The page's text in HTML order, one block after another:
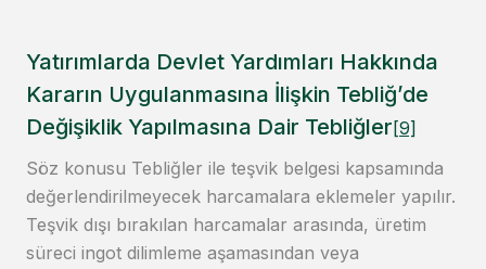
Yatırımlarda Devlet Yardımları Hakkında
Kararın Uygulanmasına İlişkin Tebliğ’de
Değişiklik Yapılmasına Dair Tebliğler [9]
Söz konusu Tebliğler ile teşvik belgesi kapsamında
değerlendirilmeyecek harcamalara eklemeler yapılır.
Teşvik dışı bırakılan harcamalar arasında, üretim
süreci ingot dilimleme aşamasından veya